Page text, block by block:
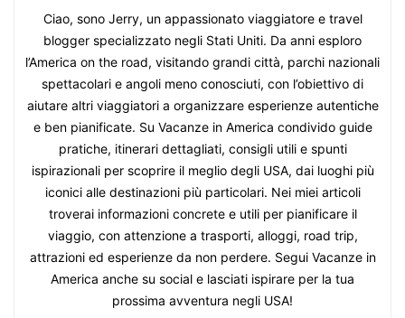
Ciao, sono Jerry, un appassionato viaggiatore e travel
blogger specializzato negli Stati Uniti. Da anni esploro
l’America on the road, visitando grandi città, parchi nazionali
spettacolari e angoli meno conosciuti, con l’obiettivo di
aiutare altri viaggiatori a organizzare esperienze autentiche
e ben pianificate. Su Vacanze in America condivido guide
pratiche, itinerari dettagliati, consigli utili e spunti
ispirazionali per scoprire il meglio degli USA, dai luoghi più
iconici alle destinazioni più particolari. Nei miei articoli
troverai informazioni concrete e utili per pianificare il
viaggio, con attenzione a trasporti, alloggi, road trip,
attrazioni ed esperienze da non perdere. Segui Vacanze in
America anche su social e lasciati ispirare per la tua
prossima avventura negli USA!